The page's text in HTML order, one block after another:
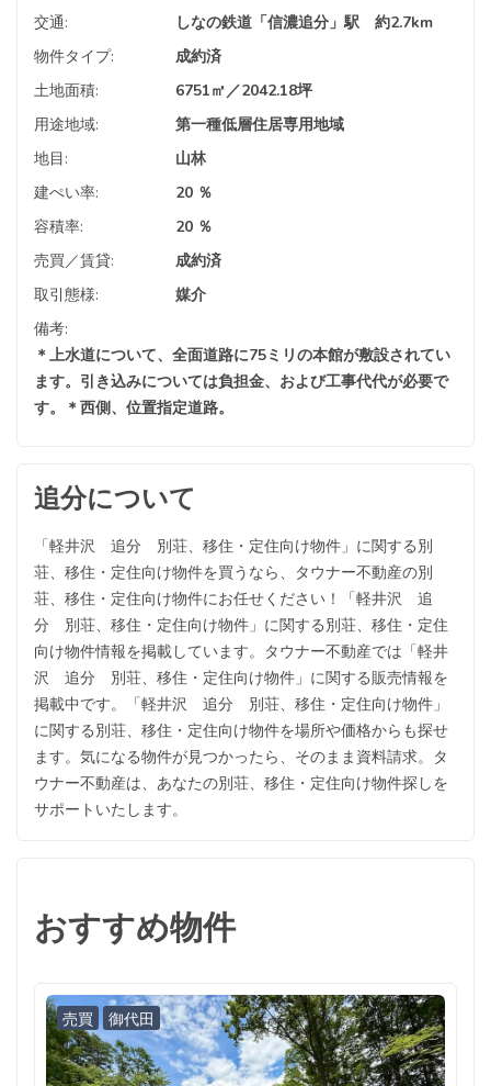
交通:
しなの鉄道「信濃追分」駅 約2.7km
物件タイプ:
成約済
土地面積:
6751㎡／2042.18坪
用途地域:
第一種低層住居専用地域
地目:
山林
建ぺい率:
20 ％
容積率:
20 ％
売買／賃貸:
成約済
取引態様:
媒介
備考:
＊上水道について、全面道路に75ミリの本館が敷設されてい
ます。引き込みについては負担金、および工事代代が必要で
す。＊西側、位置指定道路。
追分について
「軽井沢 追分 別荘、移住・定住向け物件」に関する別
荘、移住・定住向け物件を買うなら、タウナー不動産の別
荘、移住・定住向け物件にお任せください！「軽井沢 追
分 別荘、移住・定住向け物件」に関する別荘、移住・定住
向け物件情報を掲載しています。タウナー不動産では「軽井
沢 追分 別荘、移住・定住向け物件」に関する販売情報を
掲載中です。「軽井沢 追分 別荘、移住・定住向け物件」
に関する別荘、移住・定住向け物件を場所や価格からも探せ
ます。気になる物件が見つかったら、そのまま資料請求。タ
ウナー不動産は、あなたの別荘、移住・定住向け物件探しを
サポートいたします。
おすすめ物件
売買 御代田